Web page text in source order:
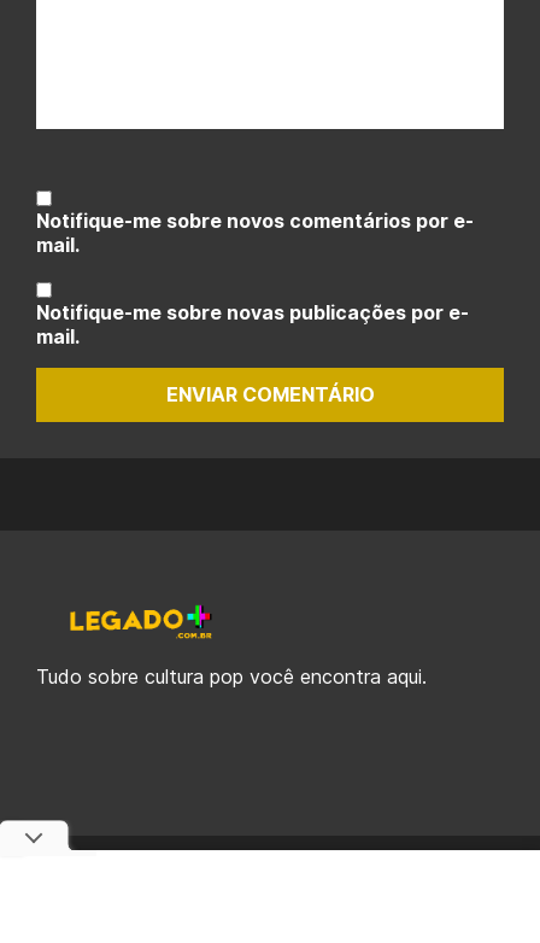
Notifique-me sobre novos comentários por e-
mail.
Notifique-me sobre novas publicações por e-
mail.
ENVIAR COMENTÁRIO
Tudo sobre cultura pop você encontra aqui.